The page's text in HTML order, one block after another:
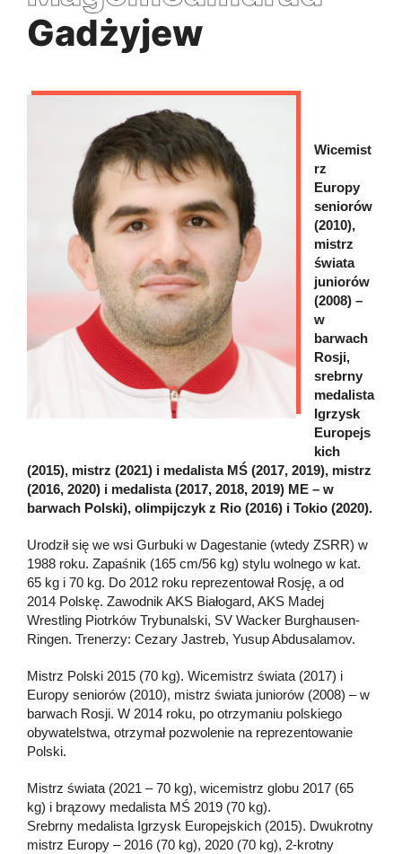
Gadżyjew
Wicemist
rz
Europy
seniorów
(2010),
mistrz
świata
juniorów
(2008) –
w
barwach
Rosji,
srebrny
medalista
Igrzysk
Europejs
kich
(2015), mistrz (2021) i medalista MŚ (2017, 2019), mistrz
(2016, 2020) i medalista (2017, 2018, 2019) ME – w
barwach Polski), olimpijczyk z Rio (2016) i Tokio (2020).
Urodził się we wsi Gurbuki w Dagestanie (wtedy ZSRR) w
1988 roku. Zapaśnik (165 cm/56 kg) stylu wolnego w kat.
65 kg i 70 kg. Do 2012 roku reprezentował Rosję, a od
2014 Polskę. Zawodnik AKS Białogard, AKS Madej
Wrestling Piotrków Trybunalski, SV Wacker Burghausen-
Ringen. Trenerzy: Cezary Jastreb, Yusup Abdusalamov.
Mistrz Polski 2015 (70 kg). Wicemistrz świata (2017) i
Europy seniorów (2010), mistrz świata juniorów (2008) – w
barwach Rosji. W 2014 roku, po otrzymaniu polskiego
obywatelstwa, otrzymał pozwolenie na reprezentowanie
Polski.
Mistrz świata (2021 – 70 kg), wicemistrz globu 2017 (65
kg) i brązowy medalista MŚ 2019 (70 kg).
Srebrny medalista Igrzysk Europejskich (2015). Dwukrotny
mistrz Europy – 2016 (70 kg), 2020 (70 kg), 2-krotny